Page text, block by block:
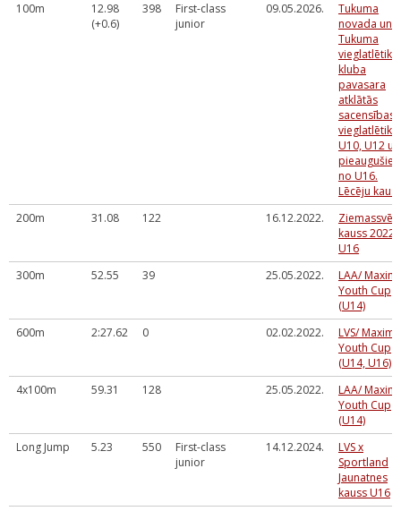
100m
12.98
(+0.6)
398
First-class
junior
09.05.2026.
Tukuma
novada un
Tukuma
kluba
pavasara
atklātās
sacensības
vieglatlētikā
U10, U12 un
pieaugušie
no U16.
Lēcēju
200m
31.08 122 16.12.2022.
kauss 2022
U16
300m
52.55 39 25.05.2022.
LAA/
Youth Cup
(U14)
600m
2:27.62 0 02.02.2022.
LVS/ Maxima
Youth Cup
(U14, U16)
4x100m
59.31 128 25.05.2022.
LAA/
Youth Cup
(U14)
Long Jump
5.23 550
First-class
junior
14.12.2024.
LVS x
Sportland
Jaunatnes
kauss U16